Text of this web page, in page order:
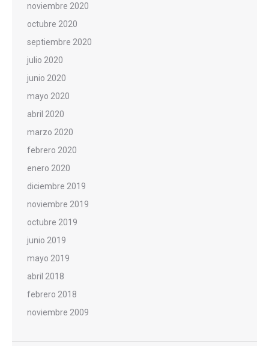
noviembre 2020
octubre 2020
septiembre 2020
julio 2020
junio 2020
mayo 2020
abril 2020
marzo 2020
febrero 2020
enero 2020
diciembre 2019
noviembre 2019
octubre 2019
junio 2019
mayo 2019
abril 2018
febrero 2018
noviembre 2009